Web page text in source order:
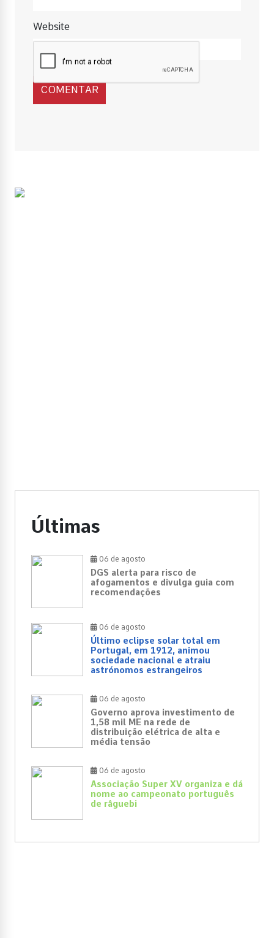
Website
Últimas
06 de agosto
DGS alerta para risco de
afogamentos e divulga guia com
recomendações
06 de agosto
Último eclipse solar total em
Portugal, em 1912, animou
sociedade nacional e atraiu
astrónomos estrangeiros
06 de agosto
Governo aprova investimento de
1,58 mil ME na rede de
distribuição elétrica de alta e
média tensão
06 de agosto
Associação Super XV organiza e dá
nome ao campeonato português
de râguebi